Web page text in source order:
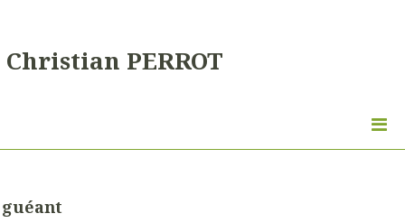
Christian PERROT
guéant